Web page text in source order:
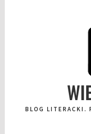
BLOG LITERACKI.